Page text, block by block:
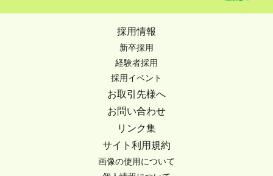
採用情報
新卒採用
経験者採用
採用イベント
お取引先様へ
お問い合わせ
リンク集
サイト利用規約
画像の使用について